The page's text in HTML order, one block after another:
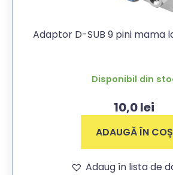
Adaptor D-SUB 9 pini mama
Disponibil din
10,0lei
ADAUGĂ ÎN COȘ
Adaug în lista de